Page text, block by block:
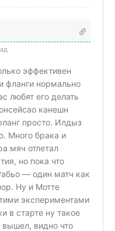
эффективен
фланги нормально
любят его делать
канешн
просто. Илдыз
Много брака и
мяч отлетал
но пока что
— один матч как
Ну и Мотте
экспериментами
старте ну такое
видно что